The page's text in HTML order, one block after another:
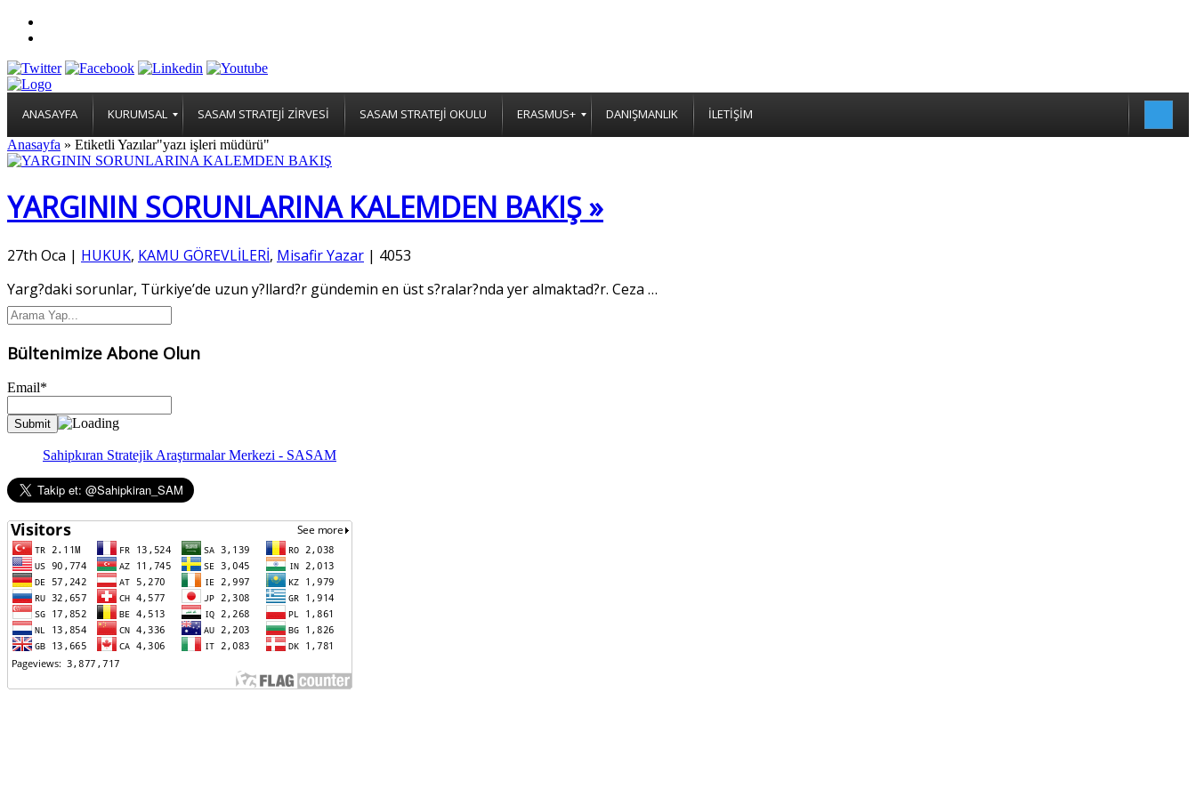
ANASAYFA KURUMSAL SASAM STRATEJİ ZİRVESİ SASAM STRATEJİ OKULU ERASMUS+ DANIŞMANLIK İLETİŞİM
Anasayfa » Etiketli Yazılar"yazı işleri müdürü"
YARGININ SORUNLARINA KALEMDEN BAKIŞ »
27th Oca | HUKUK, KAMU GÖREVLİLERİ, Misafir Yazar | 4053
Yarg?daki sorunlar, Türkiye’de uzun y?llard?r gündemin en üst s?ralar?nda yer almaktad?r. Ceza …
Bültenimize Abone Olun
Email*
Sahipkıran Stratejik Araştırmalar Merkezi - SASAM